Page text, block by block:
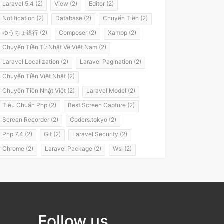
Laravel 5.4 (2)
View (2)
Editor (2)
Notification (2)
Database (2)
Chuyển Tiền (2)
ゆうちょ銀行 (2)
Composer (2)
Xampp (2)
Chuyển Tiền Từ Nhật Về Việt Nam (2)
Laravel Localization (2)
Laravel Pagination (2)
Chuyển Tiền Việt Nhật (2)
Chuyển Tiền Nhật Việt (2)
Laravel Model (2)
Tiêu Chuẩn Php (2)
Best Screen Capture (2)
Screen Recorder (2)
Coders.tokyo (2)
Php 7.4 (2)
Git (2)
Laravel Security (2)
Chrome (2)
Laravel Package (2)
Wsl (2)
Luyện Nói Tiếng Nhật (1)
Shadowing (1)